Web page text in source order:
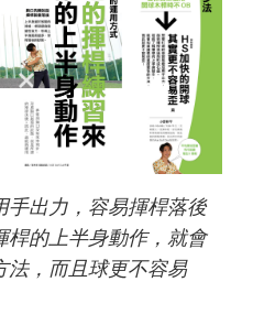
手出力，容易揮桿落後
桿的上半身動作，就會
法，而且球更不容易